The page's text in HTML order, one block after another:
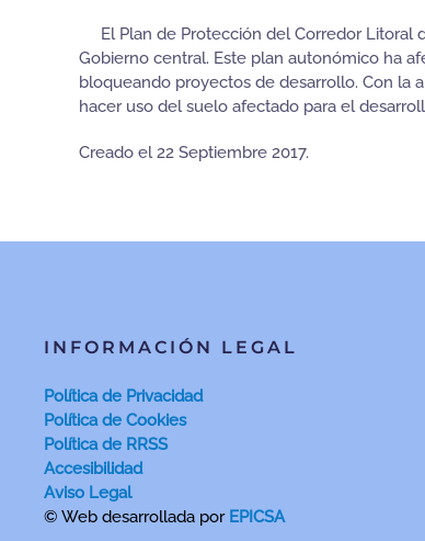
El Plan de Protección del Corredor Litoral
Gobierno central. Este plan autonómico ha
bloqueando proyectos de desarrollo. Con la
hacer uso del suelo afectado para el
Creado el22 Septiembre 2017.
INFORMACIÓN LEGAL
Política de Privacidad
Política de Cookies
Política de RRSS
Accesibilidad
Aviso Legal
© Web desarrollada por EPICSA